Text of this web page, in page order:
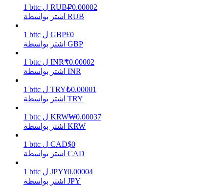
تعلم كيفية البقاء مربحة
يكسب
1 bttc ل RUB₽0.00002
اشتر بواسطة RUB
1 bttc ل GBP£0
اشتر بواسطة GBP
1 bttc ل INR₹0.00002
اشتر بواسطة INR
1 bttc ل TRY₺0.00001
اشتر بواسطة TRY
1 bttc ل KRW₩0.00037
اشتر بواسطة KRW
1 bttc ل CAD$0
اشتر بواسطة CAD
1 bttc ل JPY¥0.00004
اشتر بواسطة JPY